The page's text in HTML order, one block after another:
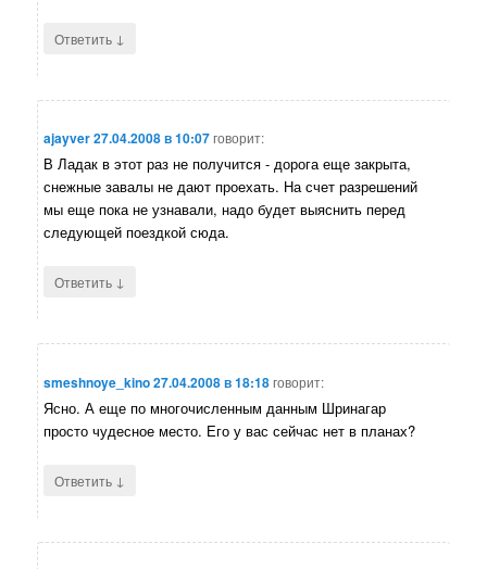
Ответить ↓
ajayver27.04.2008 в 10:07говорит:
В Ладак в этот раз не получится - дорога еще закрыта,
снежные завалы не дают проехать. На счет разрешений
мы еще пока не узнавали, надо будет выяснить перед
следующей поездкой сюда.
Ответить ↓
smeshnoye_kino27.04.2008 в 18:18говорит:
Ясно. А еще по многочисленным данным Шринагар
просто чудесное место. Его у вас сейчас нет в планах?
Ответить ↓